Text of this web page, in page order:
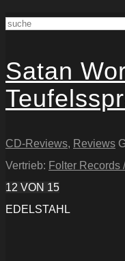
Satan
CD-Reviews, Reviews
Vertrieb: Folter Records
12 VON 15
EDELSTAHL